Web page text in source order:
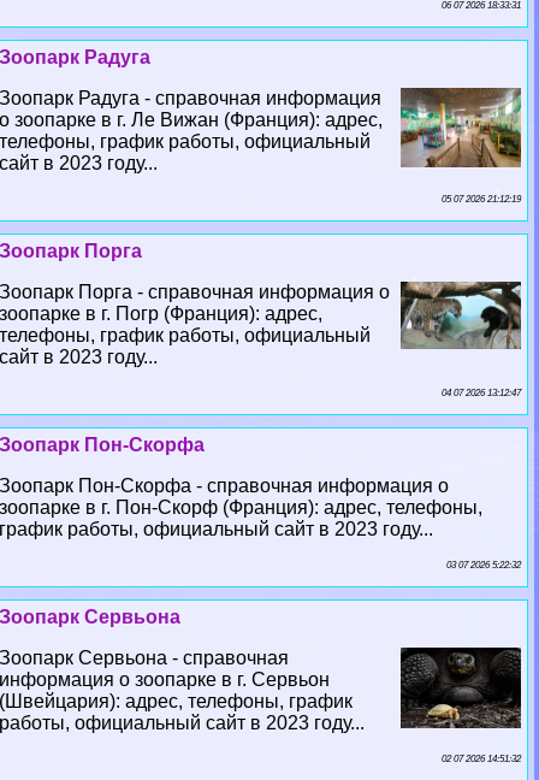
06 07 2026 18:33:31
Зоопарк Радуга
Зоопарк Радуга - справочная информация
о зоопарке в г. Ле Вижан (Франция): адрес,
телефоны, график работы, официальный
сайт в 2023 году...
05 07 2026 21:12:19
Зоопарк Порга
Зоопарк Порга - справочная информация о
зоопарке в г. Погр (Франция): адрес,
телефоны, график работы, официальный
сайт в 2023 году...
04 07 2026 13:12:47
Зоопарк Пон-Скорфа
Зоопарк Пон-Скорфа - справочная информация о
зоопарке в г. Пон-Скорф (Франция): адрес, телефоны,
график работы, официальный сайт в 2023 году...
03 07 2026 5:22:32
Зоопарк Сервьона
Зоопарк Сервьона - справочная
информация о зоопарке в г. Сервьон
(Швейцария): адрес, телефоны, график
работы, официальный сайт в 2023 году...
02 07 2026 14:51:32